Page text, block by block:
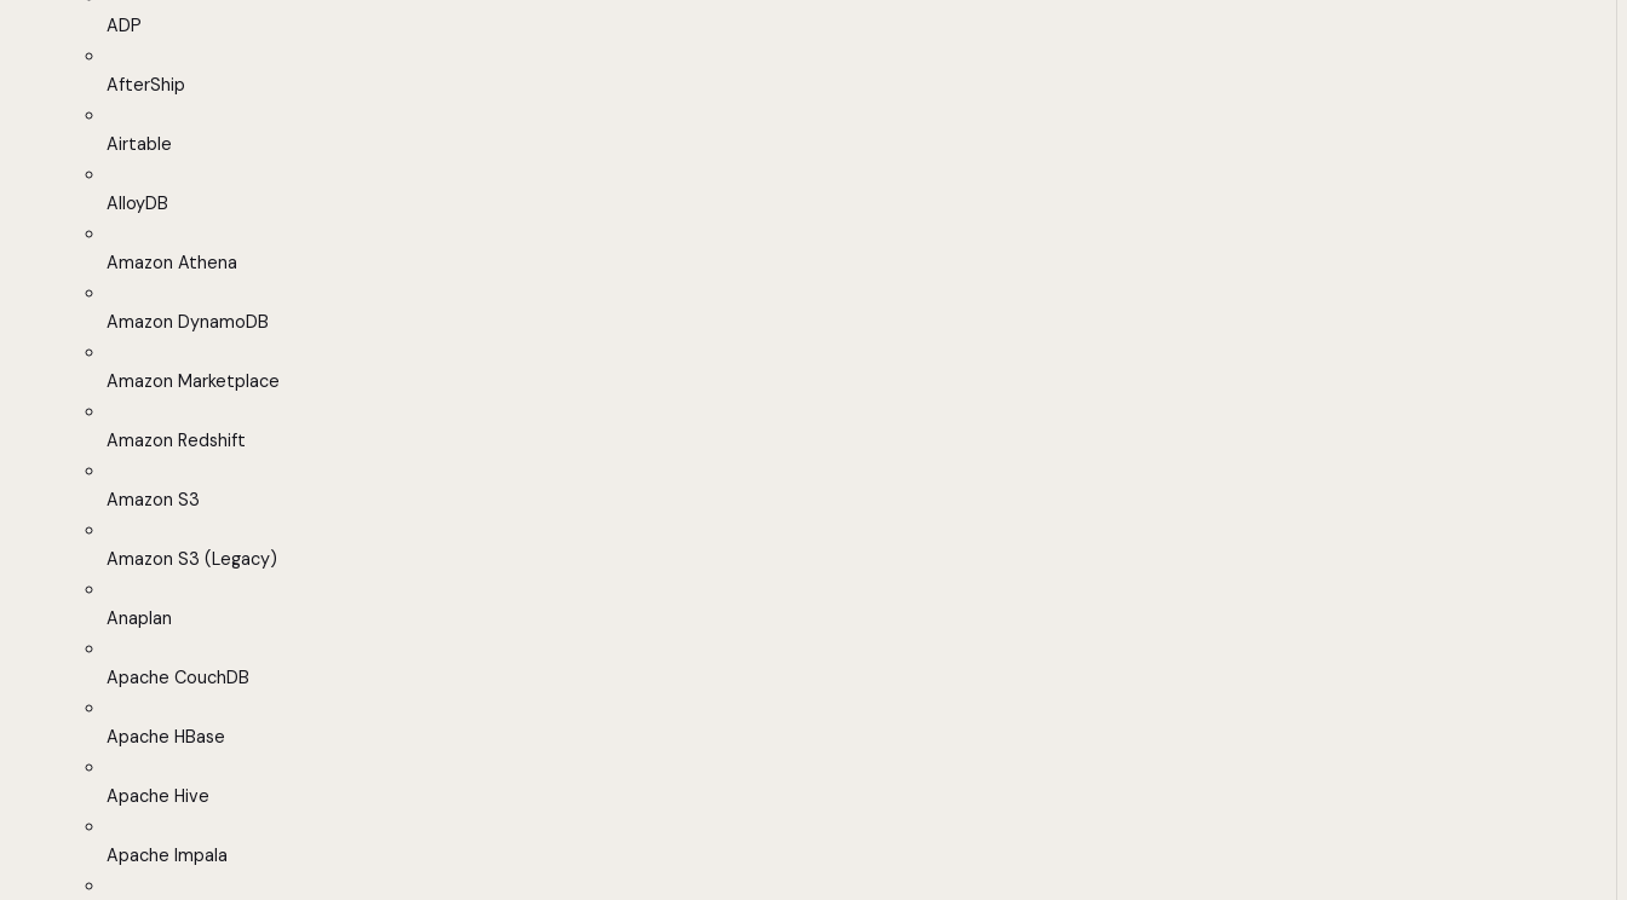
ADP
AfterShip
Airtable
AlloyDB
Amazon Athena
Amazon DynamoDB
Amazon Marketplace
Amazon Redshift
Amazon S3
Amazon S3 (Legacy)
Anaplan
Apache CouchDB
Apache HBase
Apache Hive
Apache Impala